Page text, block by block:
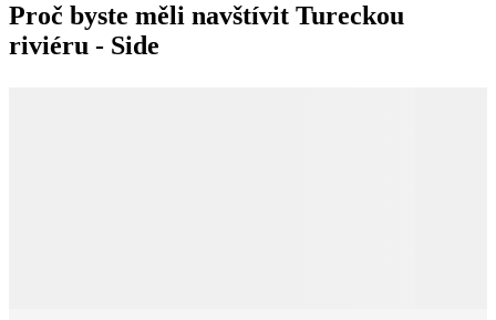
Proč byste měli navštívit Tureckou
riviéru - Side